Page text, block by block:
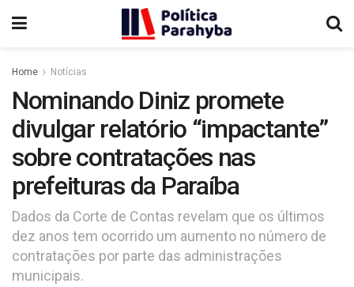
Home Notícias
Nominando Diniz promete
divulgar relatório “impactante”
sobre contratações nas
prefeituras da Paraíba
Dados da Corte de Contas revelam que os últimos
dez anos tem ocorrido um aumento no número de
contratações por parte das administrações
municipais.